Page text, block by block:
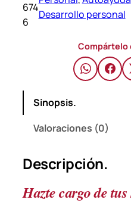
r
g
t
s
r
d
674
6
Desarrollo personal
Compártelo
Sinopsis.
Valoraciones (0)
Descripción.
Hazte cargo de